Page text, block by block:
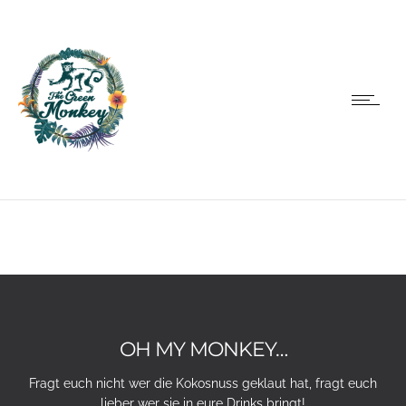
OH MY MONKEY…
Fragt euch nicht wer die Kokosnuss geklaut hat, fragt euch